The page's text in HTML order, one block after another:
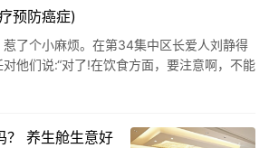
预防癌症)
了个小麻烦。在第34集中区长爱人刘静得
他们说:“对了!在饮食方面，要注意啊，不能
说蜂胶之类的……”就这句台词，引来…
？ 养生舱生意好